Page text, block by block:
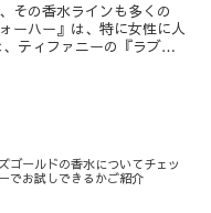
その香水ラインも多くの
ーハー』は、特に女性に人
ティファニーの『ラブフ
ゴールドの香水についてチェッ
でお試しできるかご紹介